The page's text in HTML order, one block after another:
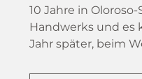
10 Jahre in
Handwerks und es
Jahr später, beim